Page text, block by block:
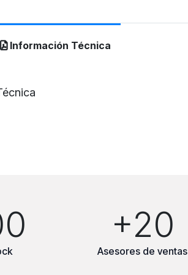
Información Técnica
+20
Asesores de ventas